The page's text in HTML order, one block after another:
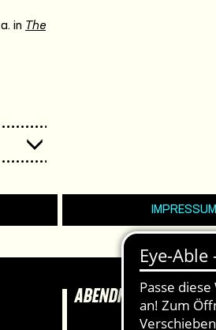
in The
IMPRESSUM
ABENDKASSEN